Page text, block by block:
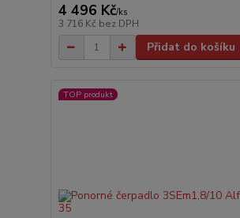
4 496 Kč/ks
3 716 Kč bez DPH
Přidat do košíku
TOP produkt